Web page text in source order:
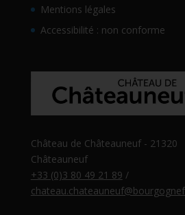
Mentions légales
Accessibilité : non conforme
Château de Châteauneuf - 21320
Châteauneuf
+33 (0)3 80 49 21 89 /